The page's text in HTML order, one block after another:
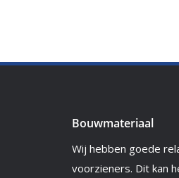
Bouwmateriaal
Wij hebben goede
voorzieners. Dit kan